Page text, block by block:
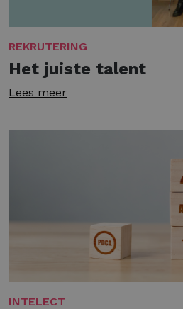
REKRUTERING
Het juiste talent
Lees meer
INTELECT